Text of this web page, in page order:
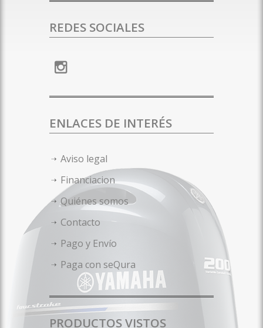
REDES SOCIALES
ENLACES DE INTERÉS
Aviso legal
Financiacion
Quiénes somos
Contacto
Pago y Envío
Paga con seQura
PRODUCTOS VISTOS